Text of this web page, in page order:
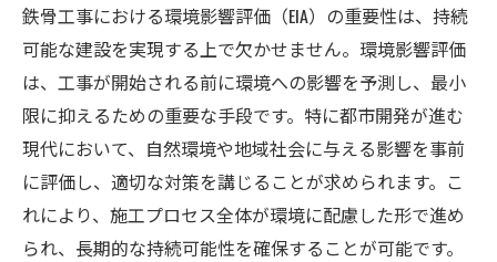
鉄骨工事における環境影響評価（EIA）の重要性は、持続
可能な建設を実現する上で欠かせません。環境影響評価
は、工事が開始される前に環境への影響を予測し、最小
限に抑えるための重要な手段です。特に都市開発が進む
現代において、自然環境や地域社会に与える影響を事前
に評価し、適切な対策を講じることが求められます。こ
れにより、施工プロセス全体が環境に配慮した形で進め
られ、長期的な持続可能性を確保することが可能です。